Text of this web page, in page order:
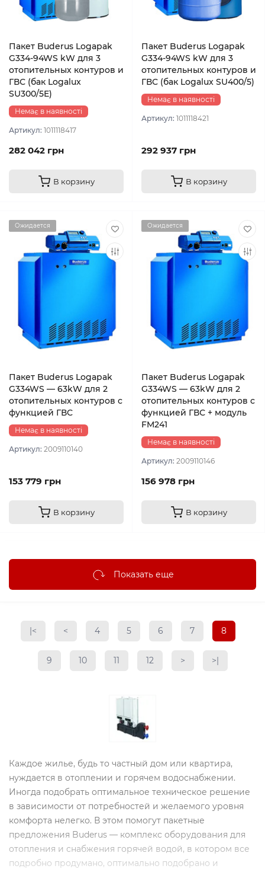
Пакет Buderus Logapak
G334-94WS kW для 3
отопительных контуров и
ГВС (бак Logalux
SU300/5E)
Немає в наявності
Артикул: 1011118417
282 042 грн
В корзину
Пакет Buderus Logapak
G334-94WS kW для 3
отопительных контуров и
ГВС (бак Logalux SU400/5)
Немає в наявності
Артикул: 1011118421
292 937 грн
В корзину
Ожидается
Пакет Buderus Logapak
G334WS — 63kW для 2
отопительных контуров с
функцией ГВС
Немає в наявності
Артикул: 2009110140
153 779 грн
В корзину
Ожидается
Пакет Buderus Logapak
G334WS — 63kW для 2
отопительных контуров с
функцией ГВС + модуль
FM241
Немає в наявності
Артикул: 2009110146
156 978 грн
В корзину
Показать еще
|< < 4 5 6 7 8
9 10 11 12 > >|
Каждое жилье, будь то частный дом или квартира,
нуждается в отоплении и горячем водоснабжении.
Иногда подобрать оптимальное техническое решение
в зависимости от потребностей и желаемого уровня
комфорта нелегко. В этом помогут пакетные
предложения Buderus — комплекс оборудования для
отопления и снабжения горячей водой, в котором все
подробно продумано, оптимально подобрано и